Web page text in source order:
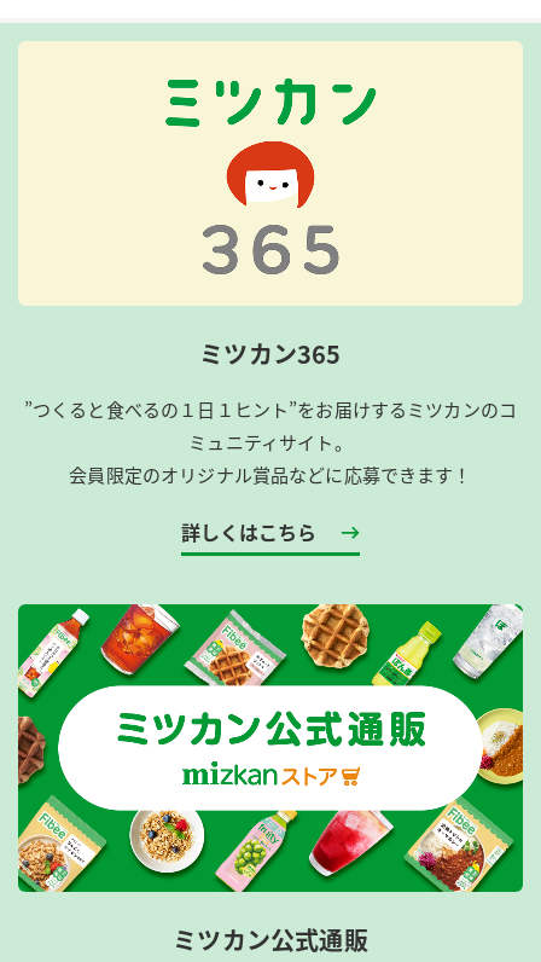
ミツカン365
”つくると食べるの１日１ヒント”をお届けするミツカンのコ
ミュニティサイト。
会員限定のオリジナル賞品などに応募できます！
詳しくはこちら
ミツカン公式通販